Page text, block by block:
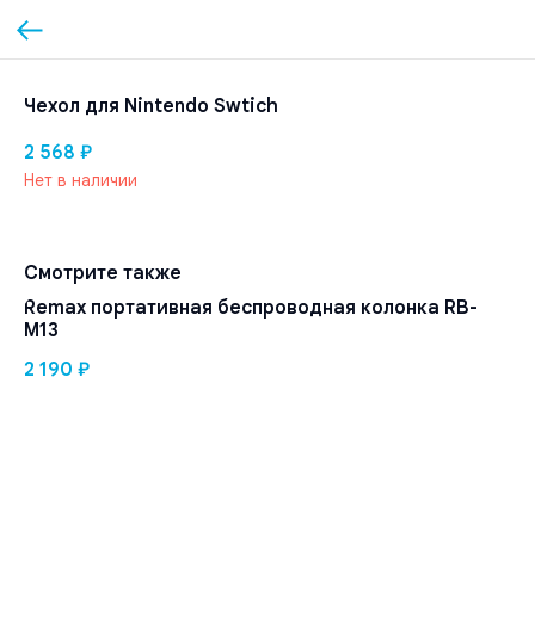
Чехол для Nintendo Swtich
2 568 ₽
Нет в наличии
Смотрите также
Remax портативная беспроводная колонка RB-
M13
2 190 ₽